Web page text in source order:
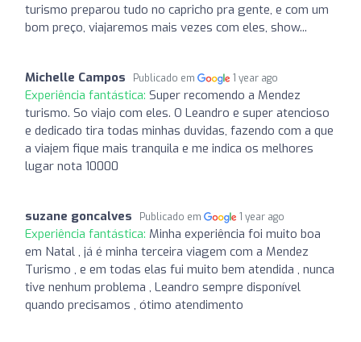
turismo preparou tudo no capricho pra gente, e com um
bom preço, viajaremos mais vezes com eles, show...
Michelle Campos Publicado em 1 year ago
Experiência fantástica: Super recomendo a Mendez
turismo. So viajo com eles. O Leandro e super atencioso
e dedicado tira todas minhas duvidas, fazendo com a que
a viajem fique mais tranquila e me indica os melhores
lugar nota 10000
suzane goncalves Publicado em 1 year ago
Experiência fantástica: Minha experiência foi muito boa
em Natal , já é minha terceira viagem com a Mendez
Turismo , e em todas elas fui muito bem atendida , nunca
tive nenhum problema , Leandro sempre disponível
quando precisamos , ótimo atendimento